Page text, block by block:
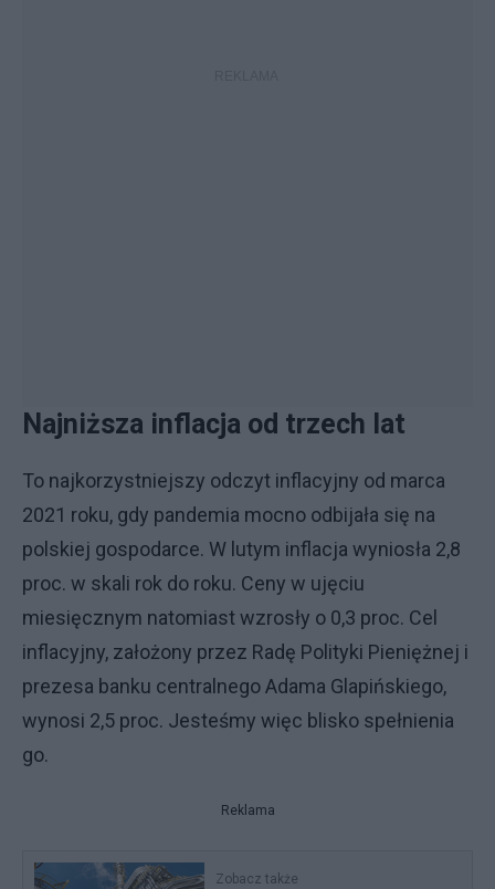
Najniższa inflacja od trzech lat
To najkorzystniejszy odczyt inflacyjny od marca
2021 roku, gdy pandemia mocno odbijała się na
polskiej gospodarce. W lutym inflacja wyniosła 2,8
proc. w skali rok do roku. Ceny w ujęciu
miesięcznym natomiast wzrosły o 0,3 proc. Cel
inflacyjny, założony przez Radę Polityki Pieniężnej i
prezesa banku centralnego Adama Glapińskiego,
wynosi 2,5 proc. Jesteśmy więc blisko spełnienia
go.
Reklama
Zobacz także